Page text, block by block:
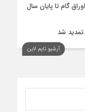
گام تا پایان سال
شد
آرشیو تایم لاین